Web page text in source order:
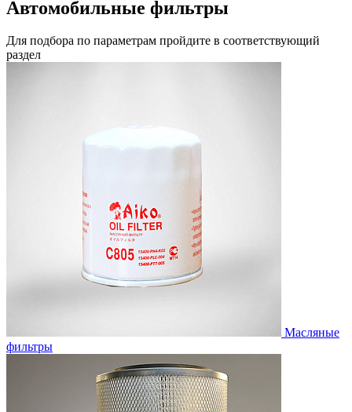
Автомобильные фильтры
Для подбора по параметрам пройдите в соответствующий
раздел
Масляные
фильтры